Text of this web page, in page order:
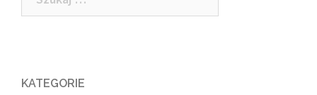
KATEGORIE